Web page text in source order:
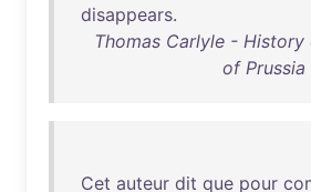
disappears.
Thomas Carlyle - History
of
Cet auteur dit que pour